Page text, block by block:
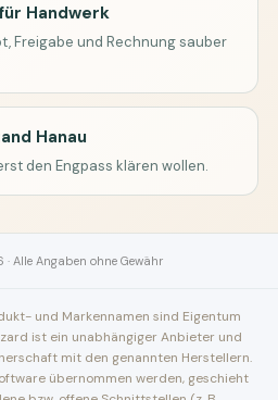
Handwerk
Freigabe und Rechnung sauber
Hanau
den Engpass klären wollen.
Alle Angaben ohne Gewähr
und Markennamen sind Eigentum
ist ein unabhängiger Anbieter und
mit den genannten Herstellern.
übernommen werden, geschieht